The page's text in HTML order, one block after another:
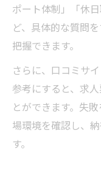
ポート体制」「休
ど、具体的な質問
把握できます。
さらに、口コミサ
参考にすると、求
とができます。失
場環境を確認し、
す。